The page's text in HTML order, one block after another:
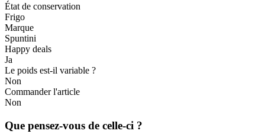
État de conservation
Frigo
Marque
Spuntini
Happy deals
Ja
Le poids est-il variable ?
Non
Commander l'article
Non
Que pensez-vous de celle-ci ?